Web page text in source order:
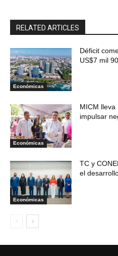
RELATED ARTICLES
Económicas
Déficit
US$7 mil
Económicas
MICM lleva
impulsar
Económicas
TC y
el